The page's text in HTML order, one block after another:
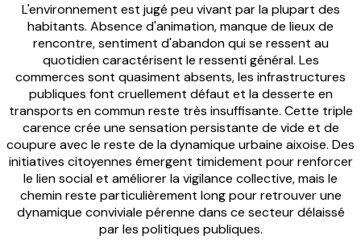
L'environnement est jugé peu vivant par la plupart des
habitants. Absence d'animation, manque de lieux de
rencontre, sentiment d'abandon qui se ressent au
quotidien caractérisent le ressenti général. Les
commerces sont quasiment absents, les infrastructures
publiques font cruellement défaut et la desserte en
transports en commun reste très insuffisante. Cette triple
carence crée une sensation persistante de vide et de
coupure avec le reste de la dynamique urbaine aixoise. Des
initiatives citoyennes émergent timidement pour renforcer
le lien social et améliorer la vigilance collective, mais le
chemin reste particulièrement long pour retrouver une
dynamique conviviale pérenne dans ce secteur délaissé
par les politiques publiques.